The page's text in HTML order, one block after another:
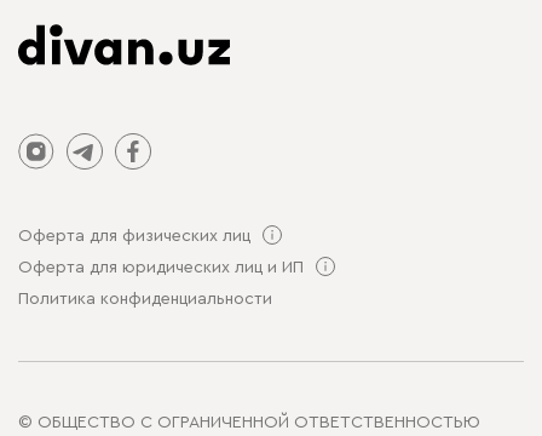
Оферта для физических лиц
Оферта для юридических лиц и ИП
Политика конфиденциальности
© ОБЩЕСТВО С ОГРАНИЧЕННОЙ ОТВЕТСТВЕННОСТЬЮ